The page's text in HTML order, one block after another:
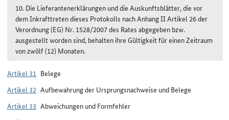
10. Die Lieferantenerklärungen und die Auskunftsblätter, die vor
dem Inkrafttreten dieses Protokolls nach Anhang II Artikel 26 der
Verordnung (EG) Nr. 1528/2007 des Rates abgegeben bzw.
ausgestellt worden sind, behalten ihre Gültigkeit für einen Zeitraum
von zwölf (12) Monaten.
Artikel 31 Belege
Artikel 32 Aufbewahrung der Ursprungsnachweise und Belege
Artikel 33 Abweichungen und Formfehler